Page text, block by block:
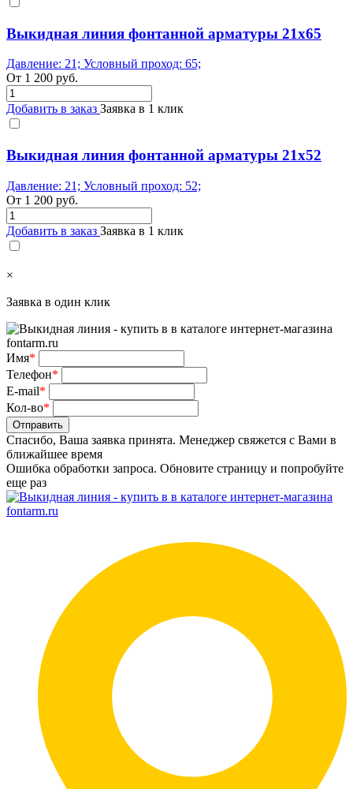
Выкидная линия фонтанной арматуры 21x65
Давление: 21; Условный проход: 65;
От 1 200 руб.
Добавить в заказ Заявка в 1 клик
Выкидная линия фонтанной арматуры 21x52
Давление: 21; Условный проход: 52;
От 1 200 руб.
Добавить в заказ Заявка в 1 клик
×
Заявка в один клик
Имя*
Телефон*
E-mail*
Кол-во*
Отправить
Спасибо, Ваша заявка принята. Менеджер свяжется с Вами в
ближайшее время
Ошибка обработки запроса. Обновите страницу и попробуйте
еще раз